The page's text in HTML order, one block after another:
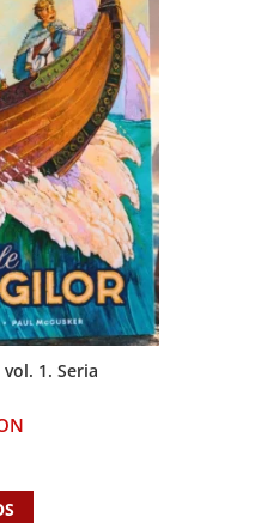
1. Seria